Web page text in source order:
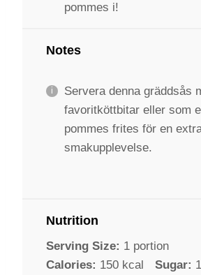
pommes i!
Notes
Servera denna gräddsås
favoritköttbitar eller som
pommes frites för en
smakupplevelse.
Nutrition
Serving Size: 1 portion
Calories: 150 kcal Sugar: